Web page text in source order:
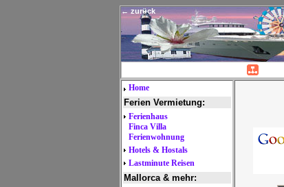
← zurück
Home
Ferien Vermietung:
Ferienhaus
Finca Villa
Ferienwohnung
Hotels & Hostals
Lastminute Reisen
Mallorca & mehr: